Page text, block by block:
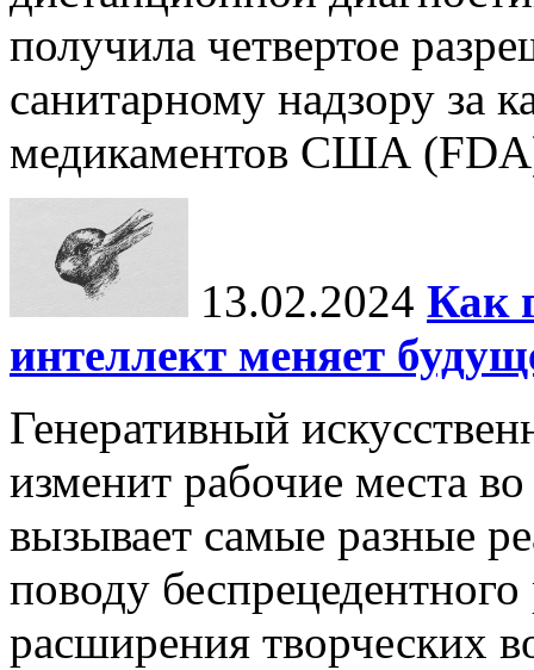
получила четвертое
санитарному надзору за
медикаментов США
13.02.2024 Как
интеллект меняет
Генеративный
изменит рабочие места
вызывает самые разные
поводу
расширения творческих